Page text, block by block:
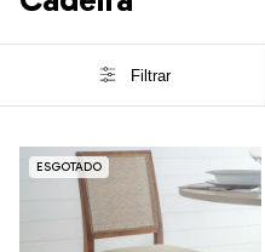
Filtrar
ESGOTADO